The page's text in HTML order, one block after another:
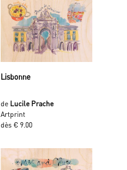
Lisbonne
de Lucile Prache
Artprint
dès € 9.00